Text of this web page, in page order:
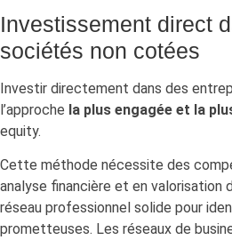
Investissement direct
sociétés non cotées
Investir directement dans des
l’approche la plus engagée et la
equity.
Cette méthode nécessite des
analyse financière et en valorisation
réseau professionnel solide pour
prometteuses. Les réseaux de